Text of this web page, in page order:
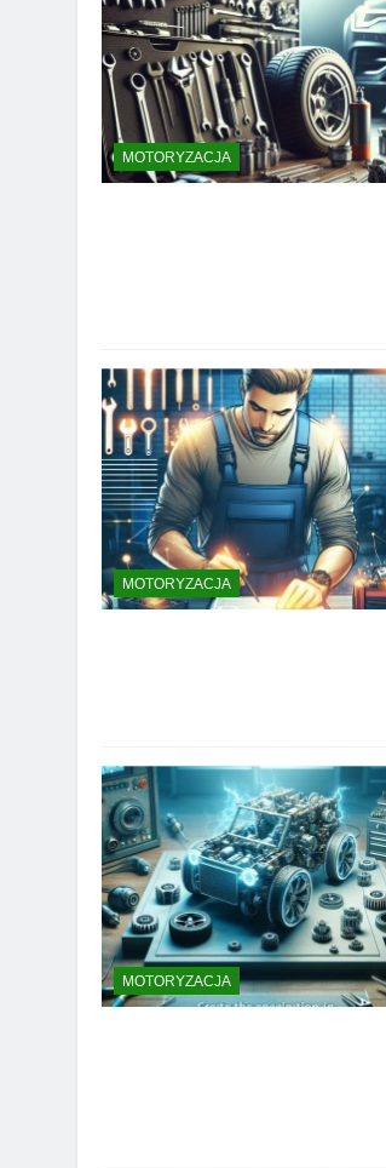
MOTORYZACJA
MOTORYZACJA
MOTORYZACJA